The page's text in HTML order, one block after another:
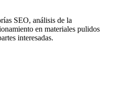
SEO, análisis de la
en materiales pulidos
interesadas.